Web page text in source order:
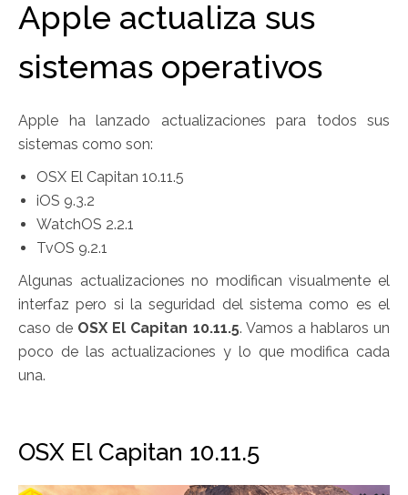
Apple actualiza sus
sistemas operativos
Apple ha lanzado actualizaciones para todos sus
sistemas como son:
OSX El Capitan 10.11.5
iOS 9.3.2
WatchOS 2.2.1
TvOS 9.2.1
Algunas actualizaciones no modifican visualmente el
interfaz pero si la seguridad del sistema como es el
caso de OSX El Capitan 10.11.5. Vamos a hablaros un
poco de las actualizaciones y lo que modifica cada
una.
OSX El Capitan 10.11.5